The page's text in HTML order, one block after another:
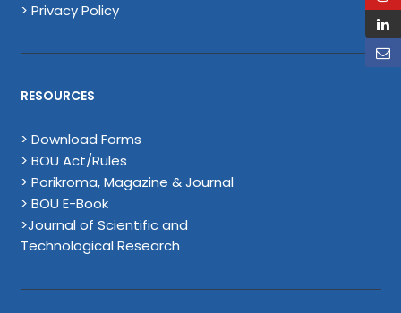
> Privacy Policy
RESOURCES
> Download Forms
> BOU Act/Rules
> Porikroma, Magazine & Journal
> BOU E-Book
>Journal of Scientific and
Technological Research